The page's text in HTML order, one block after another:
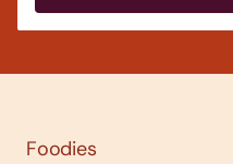
Foodies